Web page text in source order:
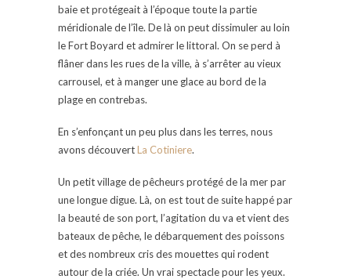
baie et protégeait à l’époque toute la partie
méridionale de l’île. De là on peut dissimuler au loin
le Fort Boyard et admirer le littoral. On se perd à
flâner dans les rues de la ville, à s’arrêter au vieux
carrousel, et à manger une glace au bord de la
plage en contrebas.
En s’enfonçant un peu plus dans les terres, nous
avons découvertLa Cotiniere.
Un petit village de pêcheurs protégé de la mer par
une longue digue. Là, on est tout de suite happé par
la beauté de son port, l’agitation du va et vient des
bateaux de pêche, le débarquement des poissons
et des nombreux cris des mouettes qui rodent
autour de la criée. Un vrai spectacle pour les yeux.